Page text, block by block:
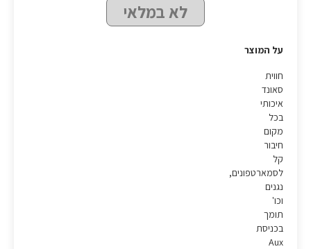
לא במלאי
על המוצר
חווית
סאונד
איכותי
בכל
מקום
חיבור
קל
לסמארטפונים,
נגנים
וכו'
תומך
בכניסת
Aux